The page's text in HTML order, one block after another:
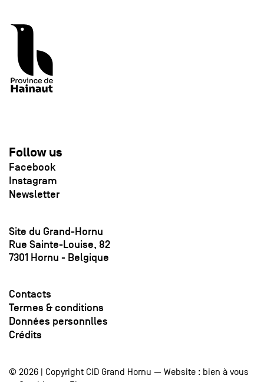
Follow us
Facebook
Instagram
Newsletter
Site du Grand-Hornu
Rue Sainte-Louise, 82
7301 Hornu - Belgique
Contacts
Termes & conditions
Données personnlles
Crédits
© 2026 | Copyright CID Grand Hornu — Website : bien à vous